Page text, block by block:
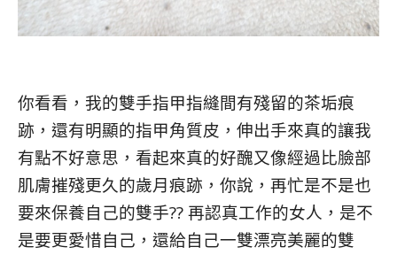
你看看，我的雙手指甲指縫間有殘留的茶垢痕
跡，還有明顯的指甲角質皮，伸出手來真的讓我
有點不好意思，看起來真的好醜又像經過比臉部
肌膚摧殘更久的歲月痕跡，你說，再忙是不是也
要來保養自己的雙手?? 再認真工作的女人，是不
是要更愛惜自己，還給自己一雙漂亮美麗的雙